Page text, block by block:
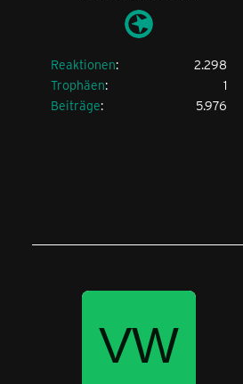
Reaktionen
2.298
Trophäen
1
Beiträge
5.976